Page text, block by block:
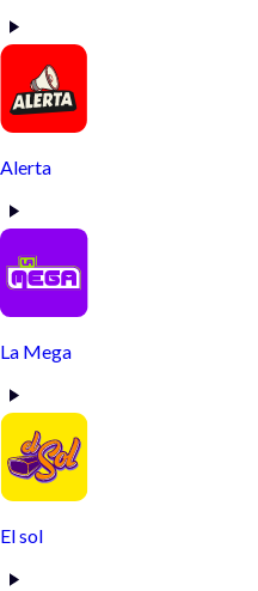
Alerta
La Mega
El sol